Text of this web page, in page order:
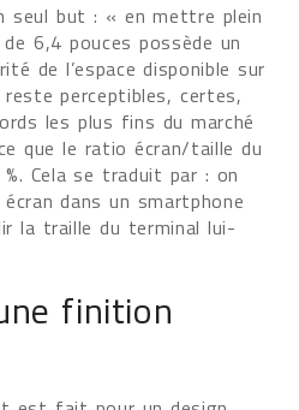
seul but : « en mettre plein
6,4 pouces possède un
de l’espace disponible sur
perceptibles, certes,
les plus fins du marché
que le ratio écran/taille du
Cela se traduit par : on
dans un smartphone
la traille du terminal lui-
finition